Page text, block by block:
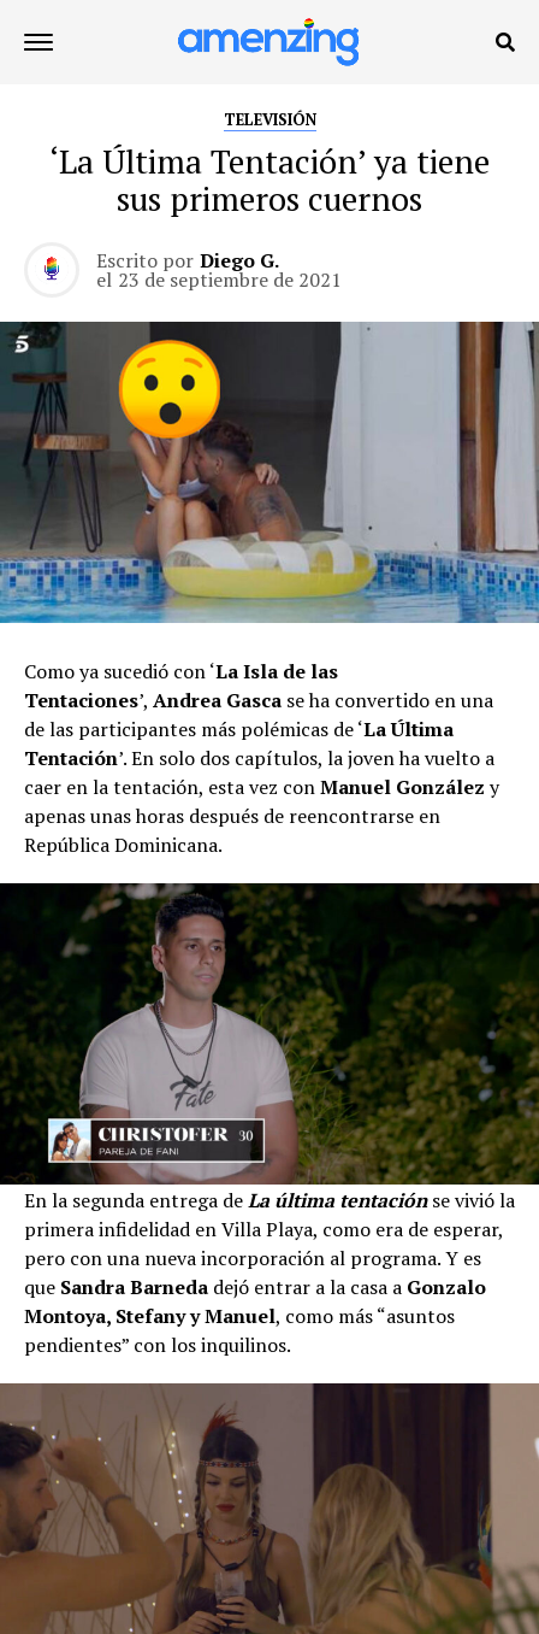
TELEVISIÓN
‘La Última Tentación’ ya tiene
sus primeros cuernos
Escrito por Diego G.
el 23 de septiembre de 2021
Como ya sucedió con ‘La Isla de las
Tentaciones’, Andrea Gasca se ha convertido en una
de las participantes más polémicas de ‘La Última
Tentación’. En solo dos capítulos, la joven ha vuelto a
caer en la tentación, esta vez conManuel González y
apenas unas horas después de reencontrarse en
República Dominicana.
En la segunda entrega deLa última tentaciónse vivió la
primera infidelidad en Villa Playa, como era de esperar,
pero con una nueva incorporación al programa. Y es
que Sandra Barneda dejó entrar a la casa a Gonzalo
Montoya, Stefany y Manuel, como más “asuntos
pendientes” con los inquilinos.